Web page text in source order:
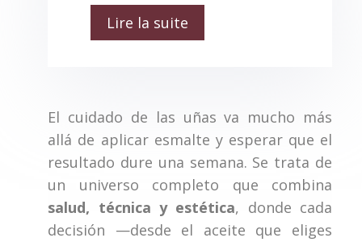
Lire la suite
El cuidado de las uñas va mucho más
allá de aplicar esmalte y esperar que el
resultado dure una semana. Se trata de
un universo completo que combina
salud, técnica y estética, donde cada
decisión —desde el aceite que eliges